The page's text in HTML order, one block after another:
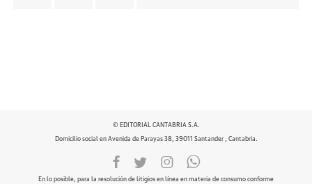
© EDITORIAL CANTABRIA S.A.
Domicilio social en Avenida de Parayas 38, 39011 Santander , Cantabria.
En lo posible, para la resolución de litigios en línea en materia de consumo conforme